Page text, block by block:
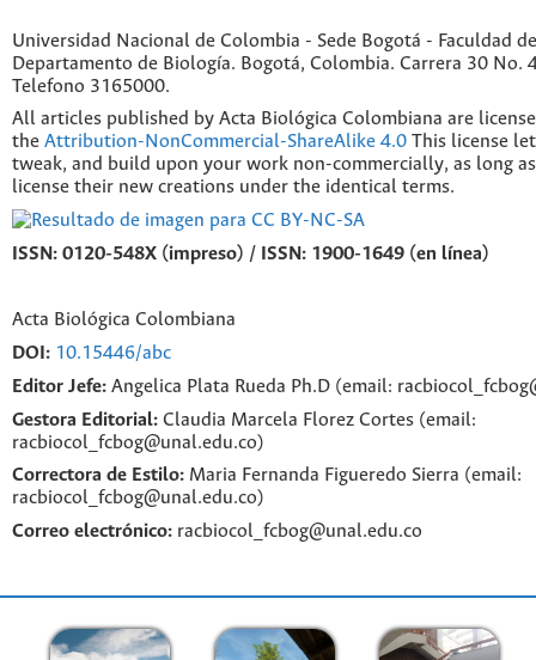
Universidad Nacional de Colombia - Sede Bogotá - Faculdad
Departamento de Biología. Bogotá, Colombia. Carrera 30 No.
Telefono 3165000.
All articles published by Acta Biológica Colombiana are
the Attribution-NonCommercial-ShareAlike 4.0 This license
tweak, and build upon your work non-commercially, as long
license their new creations under the identical terms.
ISSN: 0120-548X (impreso) / ISSN: 1900-1649 (en línea)
Acta Biológica Colombiana
DOI: 10.15446/abc
Editor Jefe: Angelica Plata Rueda Ph.D (email:
Gestora Editorial: Claudia Marcela Florez Cortes (email:
racbiocol_fcbog@unal.edu.co)
Correctora de Estilo: Maria Fernanda Figueredo Sierra (email:
racbiocol_fcbog@unal.edu.co)
Correo electrónico: racbiocol_fcbog@unal.edu.co